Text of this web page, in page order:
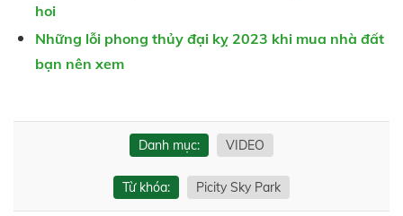
hoi
Những lỗi phong thủy đại kỵ 2023 khi mua nhà đất
bạn nên xem
Danh mục: VIDEO
Từ khóa: Picity Sky Park